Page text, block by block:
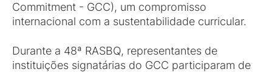
Commitment - GCC), um compromisso
internacional com a sustentabilidade curricular.
Durante a 48ª RASBQ, representantes de
instituições signatárias do GCC participaram de